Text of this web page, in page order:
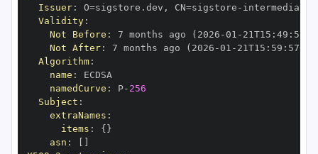
Issuer: O=sigstore.dev , CN=sigstore -
Validity:
Not Before : 7 months ago (2026 -01 - 21T15 : 49 :
Not After: 7 months ago (2026 -01 - 21T15 : 59 : 57+00
Algorithm:
name :
namedCurve : P- 256
Subject :
extraNames :
items : { }
asn :